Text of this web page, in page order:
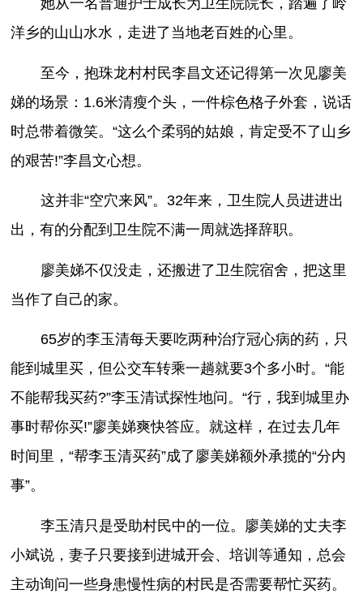
她从一名普通护士成长为卫生院院长，踏遍了岭
洋乡的山山水水，走进了当地老百姓的心里。
至今，抱珠龙村村民李昌文还记得第一次见廖美
娣的场景：1.6米清瘦个头，一件棕色格子外套，说话
时总带着微笑。“这么个柔弱的姑娘，肯定受不了山乡
的艰苦!”李昌文心想。
这并非“空穴来风”。32年来，卫生院人员进进出
出，有的分配到卫生院不满一周就选择辞职。
廖美娣不仅没走，还搬进了卫生院宿舍，把这里
当作了自己的家。
65岁的李玉清每天要吃两种治疗冠心病的药，只
能到城里买，但公交车转乘一趟就要3个多小时。“能
不能帮我买药?”李玉清试探性地问。“行，我到城里办
事时帮你买!”廖美娣爽快答应。就这样，在过去几年
时间里，“帮李玉清买药”成了廖美娣额外承揽的“分内
事”。
李玉清只是受助村民中的一位。廖美娣的丈夫李
小斌说，妻子只要接到进城开会、培训等通知，总会
主动询问一些身患慢性病的村民是否需要帮忙买药。